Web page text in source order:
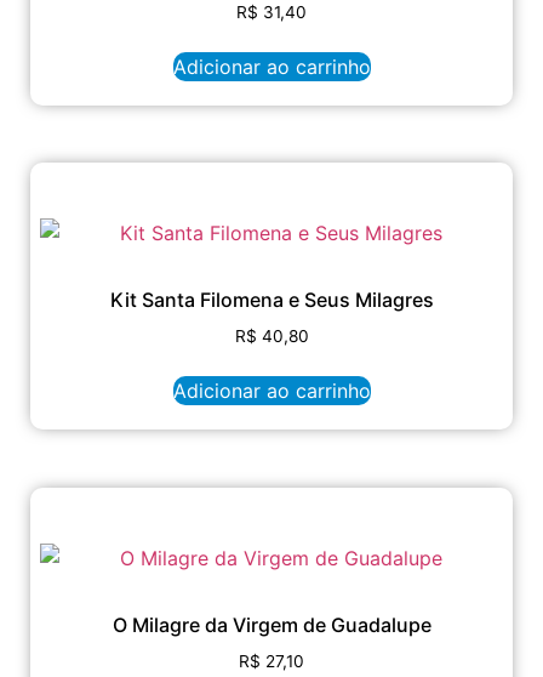
R$ 31,40
Adicionar ao carrinho
Kit Santa Filomena e Seus Milagres
R$ 40,80
Adicionar ao carrinho
O Milagre da Virgem de Guadalupe
R$ 27,10